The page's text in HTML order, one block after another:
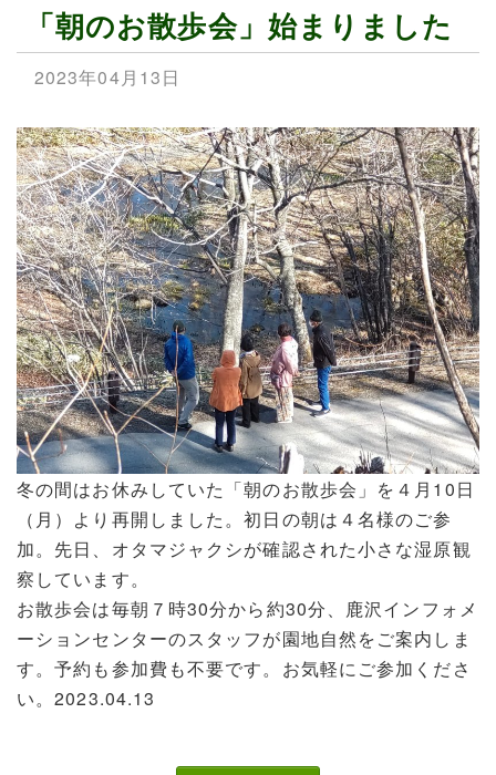
「朝のお散歩会」始まりました
2023年04月13日
冬の間はお休みしていた「朝のお散歩会」を４月10日
（月）より再開しました。初日の朝は４名様のご参
加。先日、オタマジャクシが確認された小さな湿原観
察しています。
お散歩会は毎朝７時30分から約30分、鹿沢インフォメ
ーションセンターのスタッフが園地自然をご案内しま
す。予約も参加費も不要です。お気軽にご参加くださ
い。2023.04.13